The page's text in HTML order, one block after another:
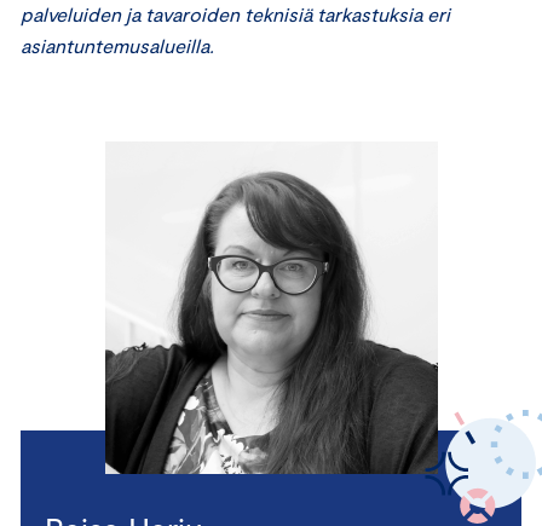
palveluiden ja tavaroiden teknisiä tarkastuksia eri
asiantuntemusalueilla.